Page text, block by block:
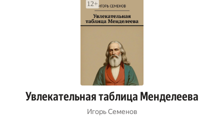
Увлекательная таблица Менделеева
Игорь Семенов